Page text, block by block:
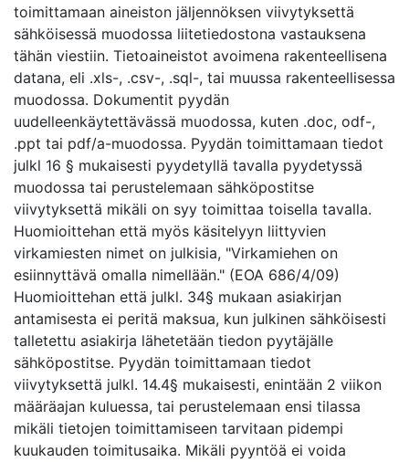
toimittamaan aineiston jäljennöksen viivytyksettä
sähköisessä muodossa liitetiedostona vastauksena
tähän viestiin. Tietoaineistot avoimena rakenteellisena
datana, eli .xls-, .csv-, .sql-, tai muussa rakenteellisessa
muodossa. Dokumentit pyydän
uudelleenkäytettävässä muodossa, kuten .doc, odf-,
.ppt tai pdf/a-muodossa. Pyydän toimittamaan tiedot
julkl 16 § mukaisesti pyydetyllä tavalla pyydetyssä
muodossa tai perustelemaan sähköpostitse
viivytyksettä mikäli on syy toimittaa toisella tavalla.
Huomioittehan että myös käsitelyyn liittyvien
virkamiesten nimet on julkisia, "Virkamiehen on
esiinnyttävä omalla nimellään." (EOA 686/4/09)
Huomioittehan että julkl. 34§ mukaan asiakirjan
antamisesta ei peritä maksua, kun julkinen sähköisesti
talletettu asiakirja lähetetään tiedon pyytäjälle
sähköpostitse. Pyydän toimittamaan tiedot
viivytyksettä julkl. 14.4§ mukaisesti, enintään 2 viikon
määräajan kuluessa, tai perustelemaan ensi tilassa
mikäli tietojen toimittamiseen tarvitaan pidempi
kuukauden toimitusaika. Mikäli pyyntöä ei voida